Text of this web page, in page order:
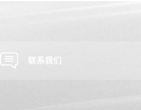
联系我们